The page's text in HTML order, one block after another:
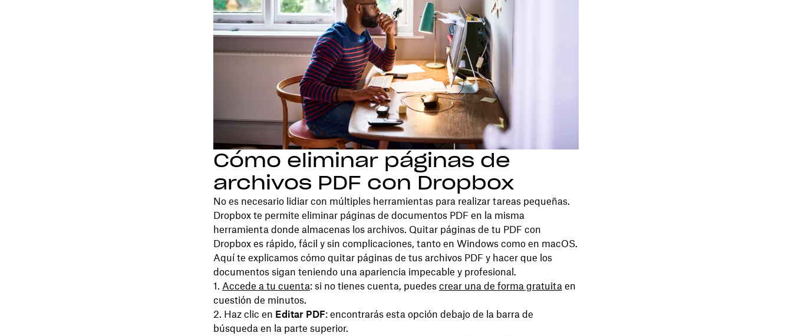
Cómo eliminar páginas de
archivos PDF con Dropbox
No es necesario lidiar con múltiples herramientas para realizar tareas pequeñas.
Dropbox te permite eliminar páginas de documentos PDF en la misma
herramienta donde almacenas los archivos. Quitar páginas de tu PDF con
Dropbox es rápido, fácil y sin complicaciones, tanto en Windows como en macOS.
Aquí te explicamos cómo quitar páginas de tus archivos PDF y hacer que los
documentos sigan teniendo una apariencia impecable y profesional.
Accede a tu cuenta: si no tienes cuenta, puedes crear una de forma gratuitaen
cuestión de minutos.
Haz clic en Editar PDF: encontrarás esta opción debajo de la barra de
búsqueda en la parte superior.